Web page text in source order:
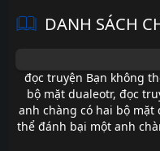
DANH SÁCH
đọc truyện Bạn không
bộ mặt dualeotr, đọc
anh chàng có hai bộ
thể đánh bại một anh